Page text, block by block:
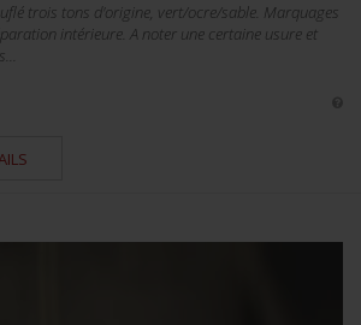
trois tons d'origine, vert/ocre/sable. Marquages
intérieure. A noter une certaine usure et